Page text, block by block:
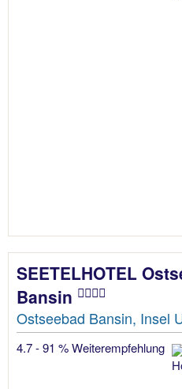
SEETELHOTEL
Bansin
Ostseebad Bansin, Insel
4.7 - 91 % Weiterempfehlung